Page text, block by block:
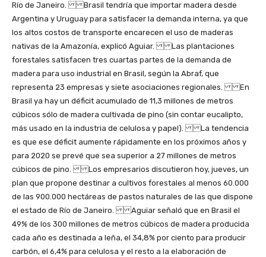
Río de Janeiro. Brasil tendría que importar madera desde
Argentina y Uruguay para satisfacer la demanda interna, ya que
los altos costos de transporte encarecen el uso de maderas
nativas de la Amazonía, explicó Aguiar. Las plantaciones
forestales satisfacen tres cuartas partes de la demanda de
madera para uso industrial en Brasil, según la Abraf, que
representa 23 empresas y siete asociaciones regionales. En
Brasil ya hay un déficit acumulado de 11,3 millones de metros
cúbicos sólo de madera cultivada de pino (sin contar eucalipto,
más usado en la industria de celulosa y papel). La tendencia
es que ese déficit aumente rápidamente en los próximos años y
para 2020 se prevé que sea superior a 27 millones de metros
cúbicos de pino. Los empresarios discutieron hoy, jueves, un
plan que propone destinar a cultivos forestales al menos 60.000
de las 900.000 hectáreas de pastos naturales de las que dispone
el estado de Río de Janeiro. Aguiar señaló que en Brasil el
49% de los 300 millones de metros cúbicos de madera producida
cada año es destinada a leña, el 34,8% por ciento para producir
carbón, el 6,4% para celulosa y el resto a la elaboración de